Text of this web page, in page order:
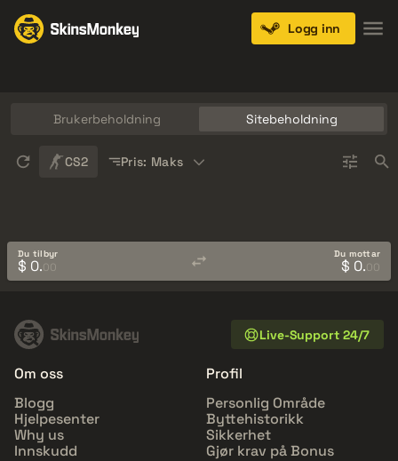
Logg inn
Brukerbeholdning Sitebeholdning
CS2 Pris: Maks
Du tilbyr
$ 0.00
Du mottar
$ 0.00
Live-Support 24/7
Om oss
Blogg
Hjelpesenter
Why us
Innskudd
Profil
Personlig Område
Byttehistorikk
Sikkerhet
Gjør krav på Bonus